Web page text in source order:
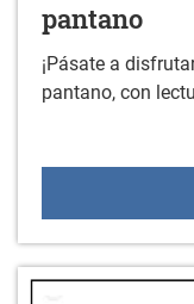
pantano
¡Pásate a
pantano, con